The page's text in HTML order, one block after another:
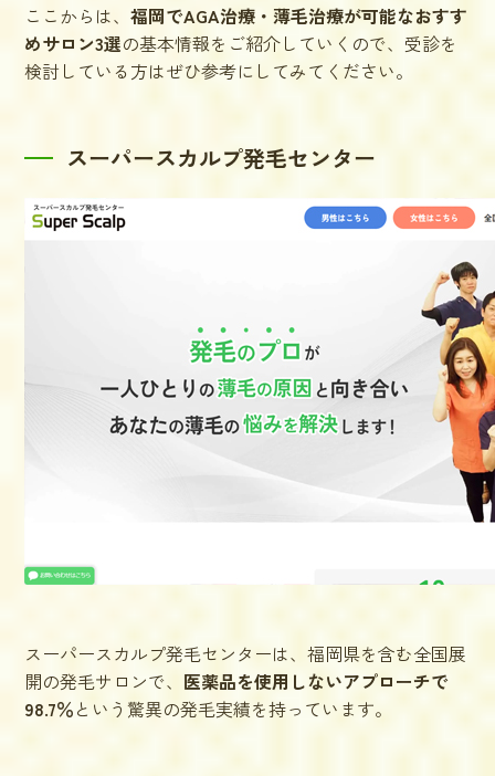
ここからは、福岡でAGA治療・薄毛治療が可能なおすす
めサロン3選の基本情報をご紹介していくので、受診を
検討している方はぜひ参考にしてみてください。
スーパースカルプ発毛センター
スーパースカルプ発毛センターは、福岡県を含む全国展
開の発毛サロンで、 医薬品を使用しないアプローチで
98.7％という驚異の発毛実績を持っています。